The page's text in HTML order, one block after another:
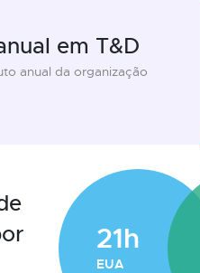
em T&D
anual da organização
21h
EUA